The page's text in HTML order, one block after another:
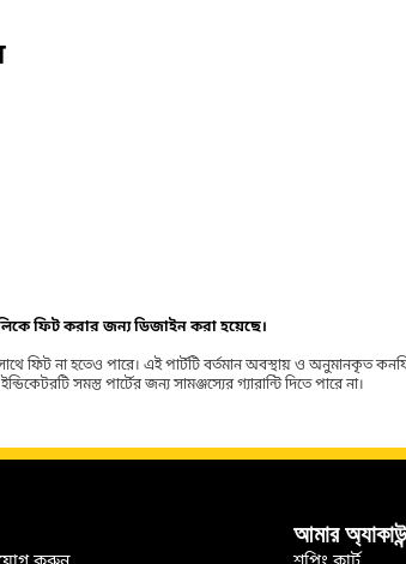
ফিট করার জন্য ডিজাইন করা হয়েছে।
ফিট না হতেও পারে। এই পার্টটি বর্তমান অবস্থায় ও অনুমানকৃত
সমস্ত পার্টের জন্য সামঞ্জস্যের গ্যারান্টি দিতে পারে না।
আমার